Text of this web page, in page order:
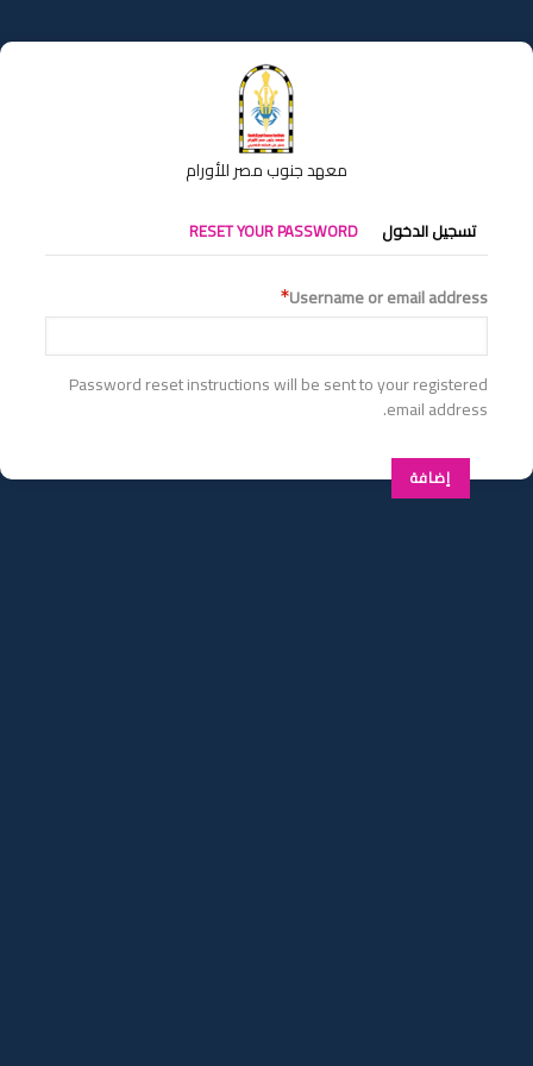
إلى
المحتوى
معهد جنوب مصر للأورام
التبويبات
الأساسية
تسجيل الدخول RESET YOUR PASSWORD
Username or email address
Password reset instructions will be sent to your registered
email address.